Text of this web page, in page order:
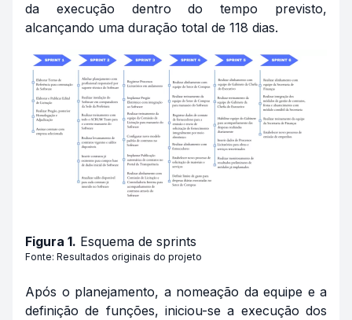
da execução dentro do tempo previsto,
alcançando uma duração total de 118 dias.
Figura 1. Esquema de sprints
Fonte: Resultados originais do projeto
Após o planejamento, a nomeação da equipe e a
definição de funções, iniciou-se a execução dos